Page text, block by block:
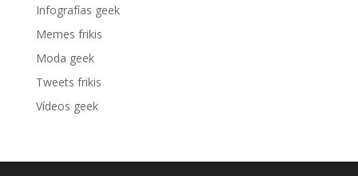
Infografías geek
Memes frikis
Moda geek
Tweets frikis
Vídeos geek